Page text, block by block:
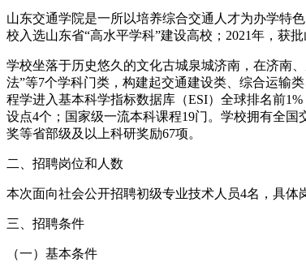
山东交通学院是一所以培养综合交通人才为办学特
校入选山东省“高水平学科”建设高校；2021年，获
学校坐落于历史悠久的文化古城泉城济南，在济南
法”等7个学科门类，构建起交通建设类、综合运输
程学进入基本科学指标数据库（ESI）全球排名前
设点4个；国家级一流本科课程19门。学校拥有全
奖等省部级及以上科研奖励67项。
二、招聘岗位和人数
本次面向社会公开招聘初级专业技术人员4名，具体
三、 招聘条件
（一）基本条件